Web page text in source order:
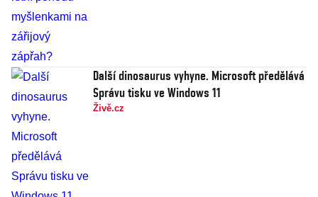
Další dinosaurus vyhyne. Microsoft předělává
Správu tisku ve Windows 11
Živě.cz